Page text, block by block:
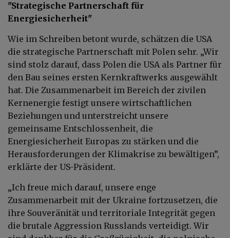
"Strategische Partnerschaft für
Energiesicherheit"
Wie im Schreiben betont wurde, schätzen die USA
die strategische Partnerschaft mit Polen sehr. „Wir
sind stolz darauf, dass Polen die USA als Partner für
den Bau seines ersten Kernkraftwerks ausgewählt
hat. Die Zusammenarbeit im Bereich der zivilen
Kernenergie festigt unsere wirtschaftlichen
Beziehungen und unterstreicht unsere
gemeinsame Entschlossenheit, die
Energiesicherheit Europas zu stärken und die
Herausforderungen der Klimakrise zu bewältigen”,
erklärte der US-Präsident.
„Ich freue mich darauf, unsere enge
Zusammenarbeit mit der Ukraine fortzusetzen, die
ihre Souveränität und territoriale Integrität gegen
die brutale Aggression Russlands verteidigt. Wir